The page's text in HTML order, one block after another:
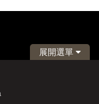
展開選單